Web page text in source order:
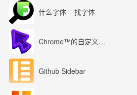
什么字体 – 找字体
Chrome™的自定义光标
Github Sidebar